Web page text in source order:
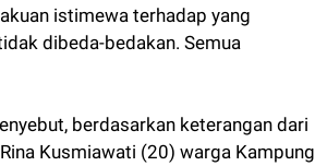
istimewa terhadap yang
dibeda-bedakan. Semua
berdasarkan keterangan dari
Kusmiawati (20) warga Kampung